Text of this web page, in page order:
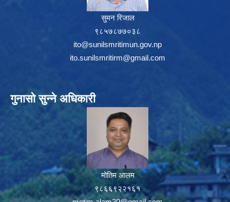
सुमन रिजाल
९८५७८७७०३८
ito@sunilsmritimun.gov.np
ito.sunilsmritirm@gmail.com
गुनासो सुन्ने अधिकारी
मोतिम आलम
९८६६९२२१६१